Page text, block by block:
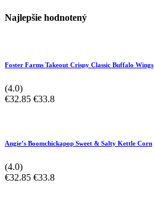
Najlepšie hodnotený
Foster Farms Takeout Crispy Classic Buffalo Wings
(4.0)
€32.85 €33.8
Angie’s Boomchickapop Sweet & Salty Kettle Corn
(4.0)
€32.85 €33.8